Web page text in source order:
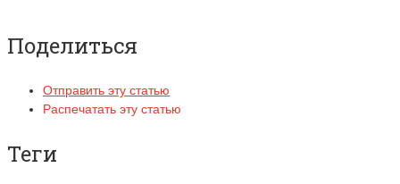
Поделиться
Отправить эту статью
Распечатать эту статью
Теги